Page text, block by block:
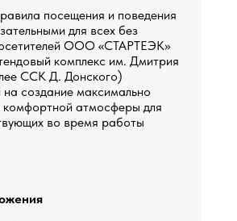
посещения и поведения
для всех без
ООО «СТАРТЕЭК»
комплекс им. Дмитрия
ССК Д. Донского)
создание максимально
комфортной атмосферы для
во время работы